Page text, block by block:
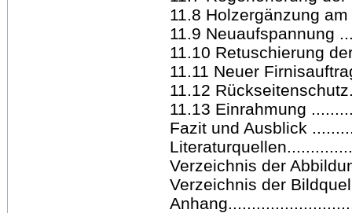
11.8 Holzergänzung
11.9 Neuaufspannung
11.10 Retuschierung
11.11 Neuer
11.12
11.13 Einrahmung
Fazit und Ausblick
Verzeichnis der
Verzeichnis der